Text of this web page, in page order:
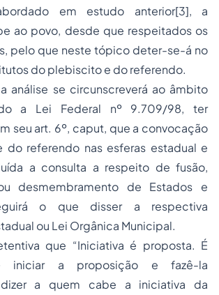
em estudo anterior[3], a
ao povo, desde que respeitados os
pelo que neste tópico deter-se-á no
do plebiscito e do referendo.
análise se circunscreverá ao âmbito
a Lei Federal nº 9.709/98, ter
seu art. 6º, caput, que a convocação
referendo nas esferas estadual e
a consulta a respeito de fusão,
desmembramento de Estados e
o que disser a respectiva
ou Lei Orgânica Municipal.
que “Iniciativa é proposta. É
iniciar a proposição e fazê-la
a quem cabe a iniciativa da